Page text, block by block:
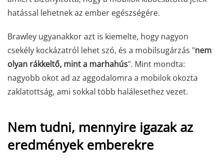
hatással lehetnek az ember egészségére.
Brawley ugyanakkor azt is kiemelte, hogy nagyon
csekély kockázatról lehet szó, és a mobilsugárzás "nem
olyan rákkeltő, mint a marhahús". Mint mondta:
nagyobb okot ad az aggodalomra a mobilok okozta
zaklatottság, ami sokkal több halálesethez vezet.
Nem tudni, mennyire igazak az
eredmények emberekre